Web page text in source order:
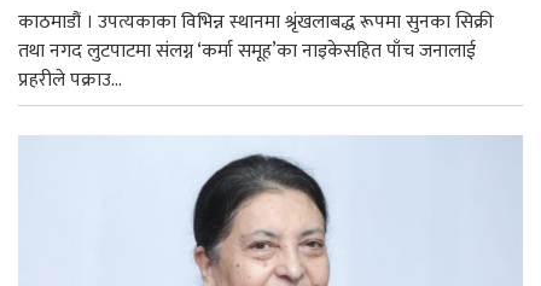
काठमाडौं । उपत्यकाका विभिन्न स्थानमा श्रृंखलाबद्ध रूपमा सुनका सिक्री
तथा नगद लुटपाटमा संलग्न ‘कर्मा समूह’का नाइकेसहित पाँच जनालाई
प्रहरीले पक्राउ...